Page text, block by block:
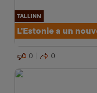
TALLINN
L'Estonie a un
0 0